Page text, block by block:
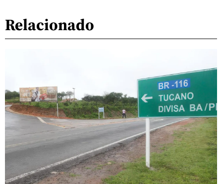
Relacionado